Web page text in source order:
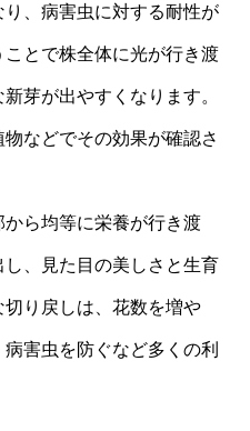
、病害虫に対する耐性が
とで株全体に光が行き渡
芽が出やすくなります。
などでその効果が確認さ
ら均等に栄養が行き渡
、見た目の美しさと生育
り戻しは、花数を増や
害虫を防ぐなど多くの利